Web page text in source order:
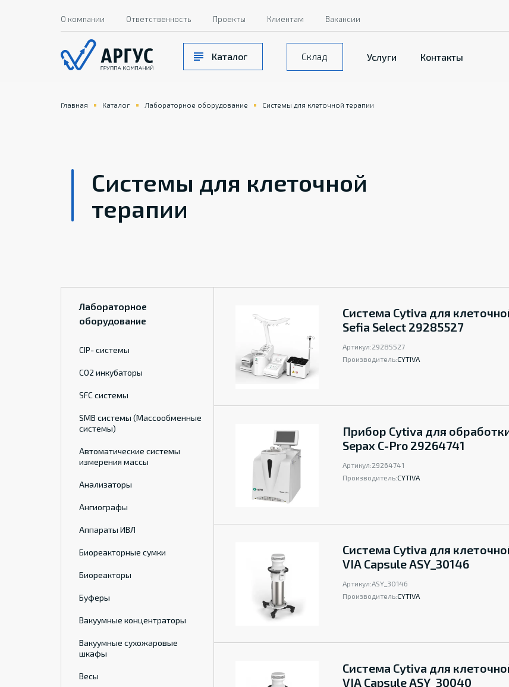
Каталог Склад Услуги Контакты
О компании Ответственность Проекты Клиентам Вакансии
Главная Каталог Лабораторное оборудование Системы для клеточной терапии
Системы для клеточной
терапии
Лабораторное
оборудование
CIP- системы
CO2 инкубаторы
SFC системы
SMB системы (Массообменные
системы)
Автоматические системы
измерения массы
Анализаторы
Ангиографы
Аппараты ИВЛ
Биореакторные сумки
Биореакторы
Буферы
Вакуумные концентраторы
Вакуумные сухожаровые
шкафы
Весы
Система Cytiva для
Sefia Select 29285527
Артикул:29285527
Производитель:CYTIVA
Прибор Cytiva для
Sepax C-Pro 29264741
Артикул:29264741
Производитель:CYTIVA
Система Cytiva для
VIA Capsule ASY_30146
Артикул:ASY_30146
Производитель:CYTIVA
Система Cytiva для
VIA Capsule ASY_30040